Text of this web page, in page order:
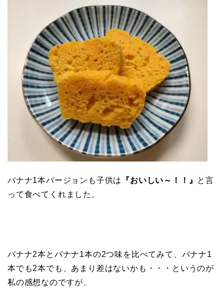
バナナ1本バージョンも子供は 『おいしい～！！』 と言
って食べてくれました。
バナナ2本とバナナ1本の2つ味を比べてみて、バナナ1
本でも2本でも、あまり差はないかも・・・というのが
私の感想なのですが、